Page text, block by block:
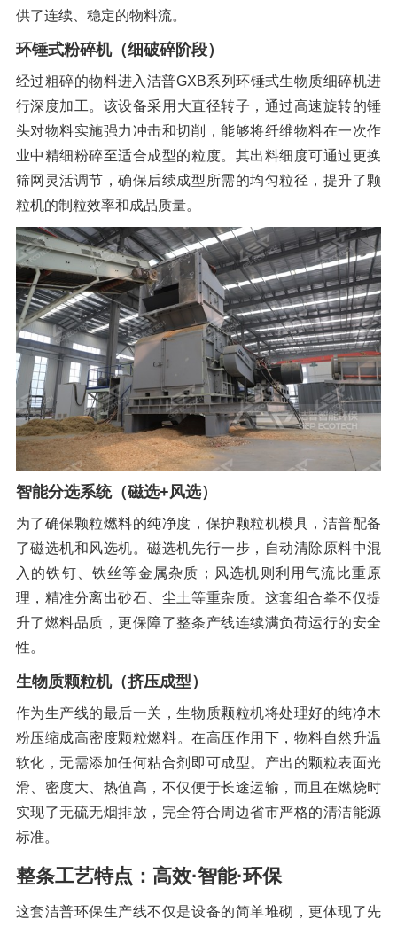
供了连续、稳定的物料流。
环锤式粉碎机（细破碎阶段）
经过粗碎的物料进入洁普GXB系列环锤式生物质细碎机进
行深度加工 。该设备采用大直径转子，通过高速旋转的锤
头对物料实施强力冲击和切削，能够将纤维物料在一次作
业中精细粉碎至适合成型的粒度。其出料细度可通过更换
筛网灵活调节，确保后续成型所需的均匀粒径，提升了颗
粒机的制粒效率和成品质量。
智能分选系统（磁选+风选）
为了确保颗粒燃料的纯净度，保护颗粒机模具，洁普配备
了磁选机和风选机。磁选机先行一步，自动清除原料中混
入的铁钉、铁丝等金属杂质；风选机则利用气流比重原
理，精准分离出砂石、尘土等重杂质。这套组合拳不仅提
升了燃料品质，更保障了整条产线连续满负荷运行的安全
性。
生物质颗粒机（挤压成型）
作为生产线的最后一关，生物质颗粒机将处理好的纯净木
粉压缩成高密度颗粒燃料。在高压作用下，物料自然升温
软化，无需添加任何粘合剂即可成型。产出的颗粒表面光
滑、密度大、热值高，不仅便于长途运输，而且在燃烧时
实现了无硫无烟排放，完全符合周边省市严格的清洁能源
标准。
整条工艺特点：高效·智能·环保
这套洁普环保生产线不仅是设备的简单堆砌，更体现了先